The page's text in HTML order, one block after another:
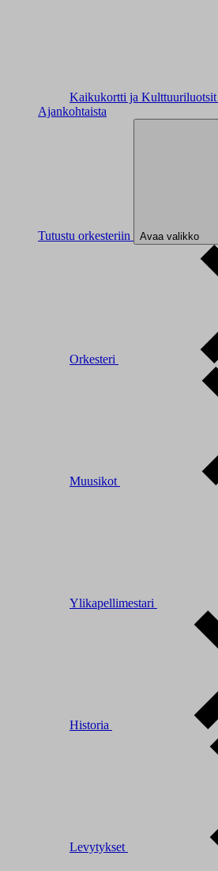
Kaikukortti ja Kulttuuriluotsit
Ajankohtaista
Tutustu orkesteriin Avaa valikko
Orkesteri
Muusikot
Ylikapellimestari
Historia
Levytykset